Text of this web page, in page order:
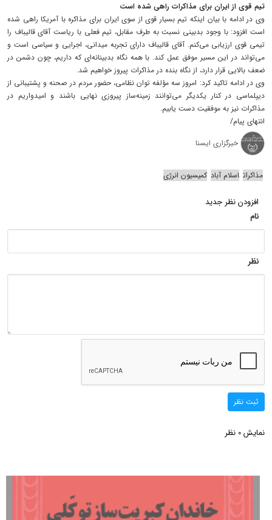
تیم قوی از ایران برای مذاکرات راهی شده است
وی در ادامه با بیان اینکه تیم بسیار قوی از سوی ایران برای مذاکره با آمریکا راهی شده
است افزود: با وجود بدبینی نسبت به طرف مقابل، تیم فعلی با ریاست آقای قالیباف را
تیمی قوی ارزیابی می‌کنم. آقای قالیباف دارای تجربه میدانی، اجرایی و سیاسی است و
می‌تواند در این مسیر موفق عمل کند. با همه نگاه بدبینانه‌ای که داریم، چون دشمن در
ضعف بالایی قرار دارد، از نگاه بنده در مذاکرات پیروز خواهیم شد.
وی در ادامه تاکید کرد: امروز سه مؤلفه توان نظامی، حضور مردم در صحنه و پشتیبانی از
دیپلماسی در کنار یکدیگر می‌توانند زمینه‌ساز پیروزی نهایی باشند و امیدواریم در
مذاکرات نیز به موفقیت دست یابیم.
انتهای پیام/
خبرگزاری ایسنا
مذاکرات اسلام آباد کمیسیون انرژی
افزودن نظر جدید
نام
نظر
ثبت نظر
نمایش 0 نظر